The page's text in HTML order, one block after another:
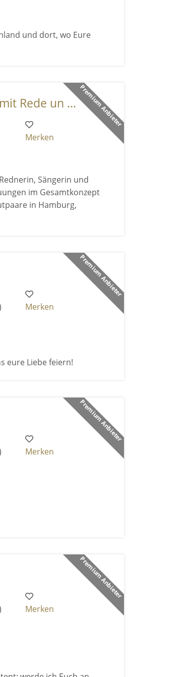
und dort, wo Eure
Premium Anbieter
Rede un ...
Merken
Sängerin und
im Gesamtkonzept
in Hamburg,
Premium Anbieter
Merken
eure Liebe feiern!
Premium Anbieter
Merken
Premium Anbieter
Merken